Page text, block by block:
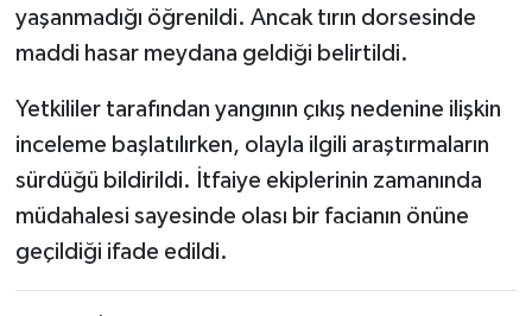
yaşanmadığı öğrenildi. Ancak tırın dorsesinde
maddi hasar meydana geldiği belirtildi.
Yetkililer tarafından yangının çıkış nedenine ilişkin
inceleme başlatılırken, olayla ilgili araştırmaların
sürdüğü bildirildi. İtfaiye ekiplerinin zamanında
müdahalesi sayesinde olası bir facianın önüne
geçildiği ifade edildi.